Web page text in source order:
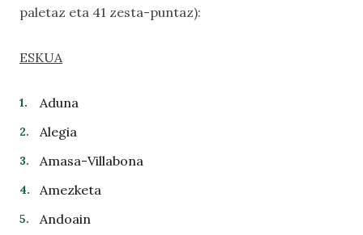
paletaz eta 41 zesta-puntaz):
ESKUA
Aduna
Alegia
Amasa-Villabona
Amezketa
Andoain